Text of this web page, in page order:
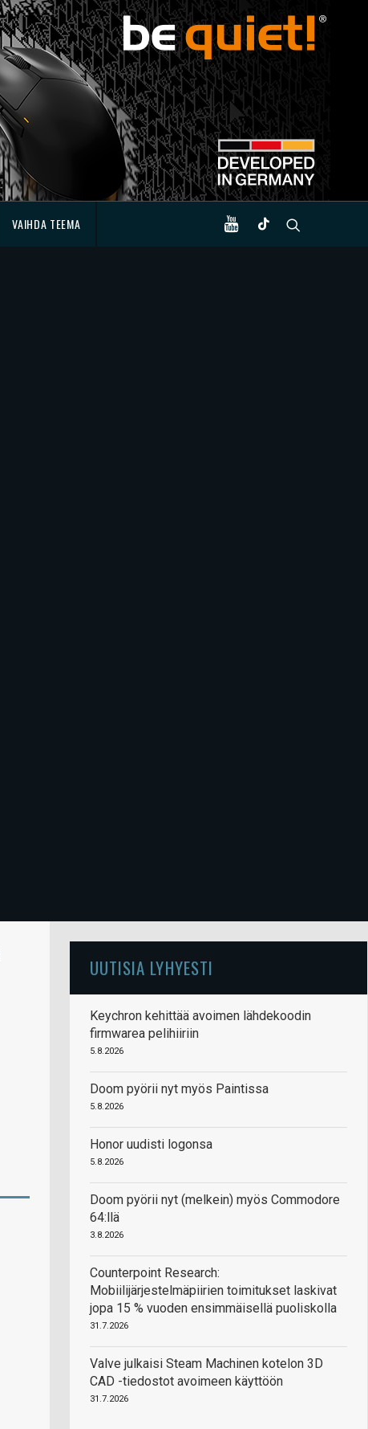
VAIHDA TEEMA
UUTISIA LYHYESTI
Keychron kehittää avoimen lähdekoodin
firmwarea pelihiiriin
5.8.2026
Doom pyörii nyt myös Paintissa
5.8.2026
Honor uudisti logonsa
5.8.2026
Doom pyörii nyt (melkein) myös Commodore
64:llä
3.8.2026
Counterpoint Research:
Mobiilijärjestelmäpiirien toimitukset laskivat
jopa 15 % vuoden ensimmäisellä puoliskolla
31.7.2026
Valve julkaisi Steam Machinen kotelon 3D
CAD -tiedostot avoimeen käyttöön
31.7.2026